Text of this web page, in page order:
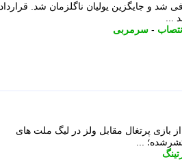
شد و جایگزین یولیان ناگلزمان شد. قرارداد
انتصاب - سرمربی
انتظار می رود کریستیانو رونالدوی 41 ساله پس از بازی پرتغال مقابل ولز در لیگ ملت های